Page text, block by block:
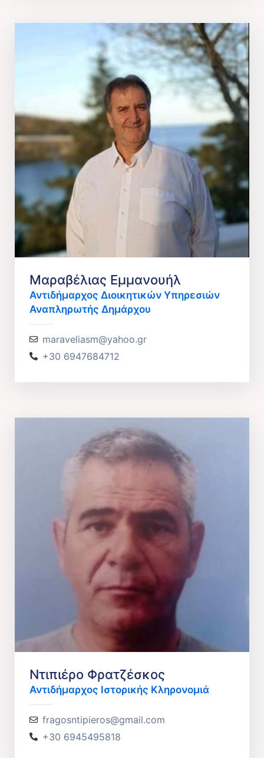
Μαραβέλιας Εμμανουήλ
Αντιδήμαρχος Διοικητικών Υπηρεσιών
Αναπληρωτής Δημάρχου
maraveliasm@yahoo.gr
+30 6947684712
Ντιπιέρο Φρατζέσκος
Αντιδήμαρχος Ιστορικής Κληρονομιά
fragosntipieros@gmail.com
+30 6945495818